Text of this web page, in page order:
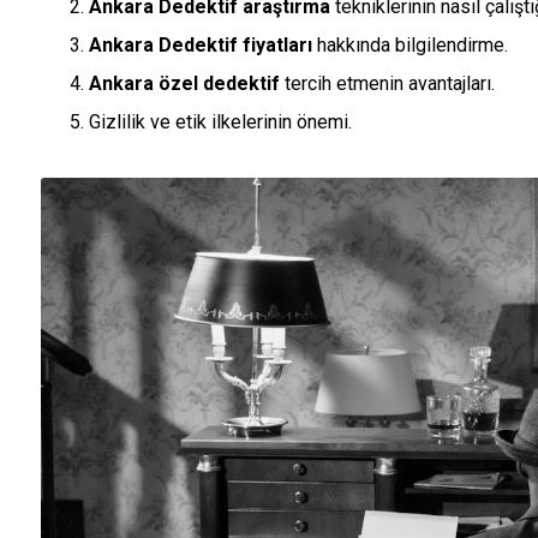
Ankara Dedektif araştırmatekniklerinin nasıl
Ankara Dedektif fiyatlarıhakkında bilgilendirme.
Ankara özel dedektif tercih etmenin avantajları.
Gizlilik ve etik ilkelerinin önemi.